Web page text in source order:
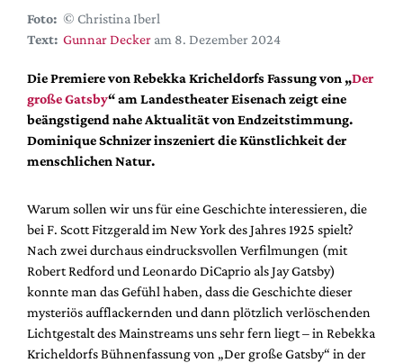
Festival-Planer
Alle Hefte
Leseproben
Podcast
Shop / Abo
Newsletter
Redaktion
Autor:innen
Partner
Mediadaten
Foto: © Christina Iberl
Text: Gunnar Decker am 8. Dezember 2024
Die Premiere von Rebekka Kricheldorfs Fassung von „Der
große Gatsby“ am Landestheater Eisenach zeigt eine
beängstigend nahe Aktualität von Endzeitstimmung.
Dominique Schnizer inszeniert die Künstlichkeit der
menschlichen Natur.
Warum sollen wir uns für eine Geschichte interessieren, die
bei F. Scott Fitzgerald im New York des Jahres 1925 spielt?
Nach zwei durchaus eindrucksvollen Verfilmungen (mit
Robert Redford und Leonardo DiCaprio als Jay Gatsby)
konnte man das Gefühl haben, dass die Geschichte dieser
mysteriös aufflackernden und dann plötzlich verlöschenden
Lichtgestalt des Mainstreams uns sehr fern liegt – in Rebekka
Kricheldorfs Bühnenfassung von „Der große Gatsby“ in der